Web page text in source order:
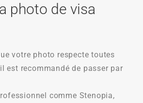
photo de visa
votre photo respecte toutes
est recommandé de passer par
comme Stenopia,